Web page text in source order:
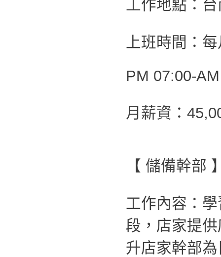
工作地點：
上班時間：
PM 07:00-
月薪資：
【 儲備幹部
工作內容：
段，店家提
升店家幹部